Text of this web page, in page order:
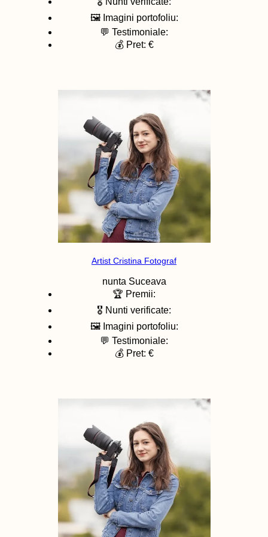
🖼️ Imagini portofoliu:
💬 Testimoniale:
💰 Pret: €
Artist Cristina Fotograf
nunta Suceava
🏆 Premii:
🎖️ Nunti verificate:
🖼️ Imagini portofoliu:
💬 Testimoniale:
💰 Pret: €